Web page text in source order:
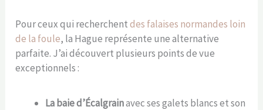
Pour ceux qui recherchentdes falaises normandes loin
de la foule, la Hague représente une alternative
parfaite. J’ai découvert plusieurs points de vue
exceptionnels :
La baie d’Écalgrainavec ses galets blancs et son